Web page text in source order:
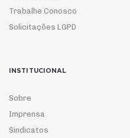
Trabalhe Conosco
Solicitações LGPD
INSTITUCIONAL
Sobre
Imprensa
Sindicatos